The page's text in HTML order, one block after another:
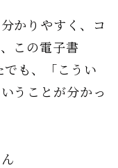
かりやすく、コ
この電子書
も、「こうい
うことが分かっ